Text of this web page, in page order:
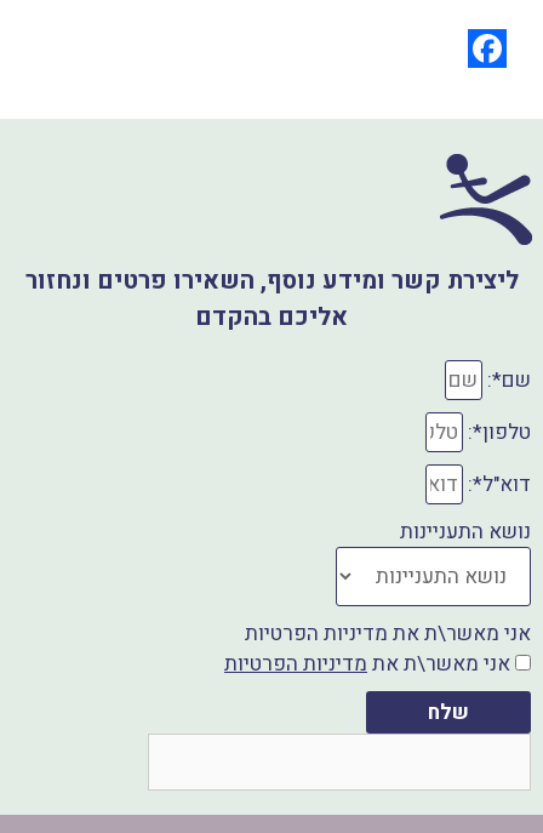
h
t
A
p
a
e
o
ליצירת קשר ומידע נוסף, השאירו פרטים ונחזור
אליכם בהקדם
שם*:
טלפון*:
דוא"ל*:
נושא התעניינות
אני מאשר\ת את מדיניות הפרטיות
אני מאשר\ת את מדיניות הפרטיות
שלח